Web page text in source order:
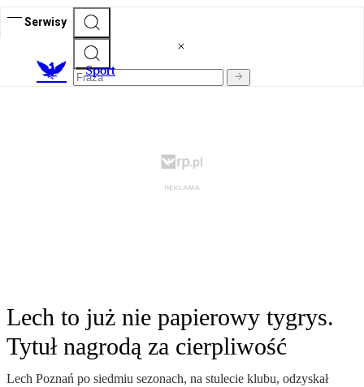
Serwisy
Sport
Lech to już nie papierowy tygrys.
Tytuł nagrodą za cierpliwość
Lech Poznań po siedmiu sezonach, na stulecie klubu, odzyskał